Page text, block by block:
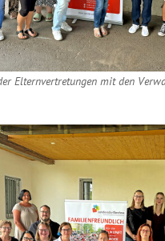
Elternvertretungen mit den